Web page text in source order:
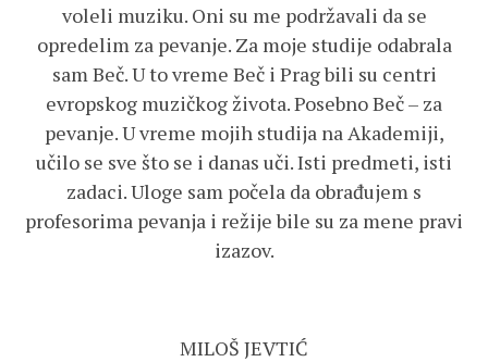
voleli muziku. Oni su me podržavali da se
opredelim za pevanje. Za moje studije odabrala
sam Beč. U to vreme Beč i Prag bili su centri
evropskog muzičkog života. Posebno Beč – za
pevanje. U vreme mojih studija na Akademiji,
učilo se sve što se i danas uči. Isti predmeti, isti
zadaci. Uloge sam počela da obrađujem s
profesorima pevanja i režije bile su za mene pravi
izazov.
MILOŠ JEVTIĆ